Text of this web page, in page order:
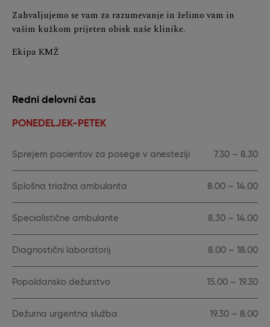
Zahvaljujemo se vam za razumevanje in želimo vam in
vašim kužkom prijeten obisk naše klinike.
Ekipa KMŽ
Redni delovni čas
PONEDELJEK-PETEK
Sprejem pacientov za posege v anesteziji 7.30 – 8.30
Splošna triažna ambulanta 8.00 – 14.00
Specialistične ambulante 8.30 – 14.00
Diagnostični laboratorij 8.00 – 18.00
Popoldansko dežurstvo 15.00 – 19.30
Dežurna urgentna služba 19.30 – 8.00